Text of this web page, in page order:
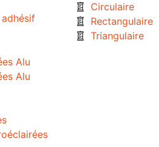
adhésif
Alu
Alu
Circulaire
Rectangulaire
Triangulaire